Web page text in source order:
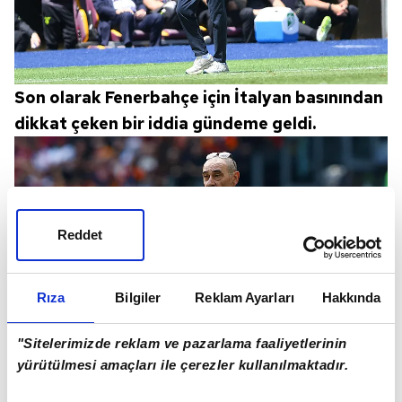
Rıza Bilgiler Reklam Ayarları Hakkında
"Sitelerimizde reklam ve pazarlama faaliyetlerinin
yürütülmesi amaçları ile çerezler kullanılmaktadır.
Reddet
Son olarak Fenerbahçe için İtalyan basınından
dikkat çeken bir iddia gündeme geldi.